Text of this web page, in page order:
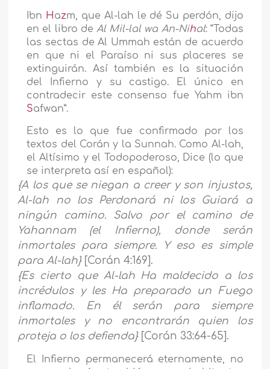
Ibn Hazm, que Al-lah le dé Su perdón, dijo
en el libro de Al Mil-lal wa An-Nihal: “Todas
las sectas de Al Ummah están de acuerdo
en que ni el Paraíso ni sus placeres se
extinguirán. Así también es la situación
del Infierno y su castigo. El único en
contradecir este consenso fue Yahm ibn
Safwan”.
Esto es lo que fue confirmado por los
textos del Corán y la Sunnah. Como Al-lah,
el Altísimo y el Todopoderoso, Dice (lo que
se interpreta así en español):
{A los que se niegan a creer y son injustos,
Al-lah no los Perdonará ni los Guiará a
ningún camino. Salvo por el camino de
Yahannam (el Infierno), donde serán
inmortales para siempre. Y eso es simple
para Al-lah}[Corán 4:169].
{Es cierto que Al-lah Ha maldecido a los
incrédulos y les Ha preparado un Fuego
inflamado.
En él serán para siempre
inmortales y no encontrarán quien los
proteja o los defienda}[Corán 33:64-65].
El Infierno permanecerá eternamente, no